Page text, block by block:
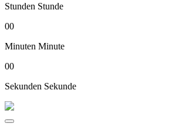
Stunden Stunde
00
Minuten Minute
00
Sekunden Sekunde